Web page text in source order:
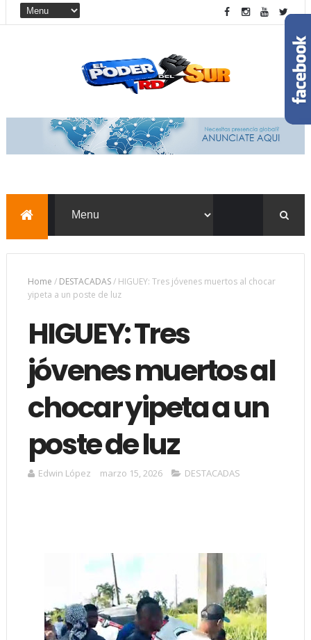
Home / DESTACADAS/ HIGUEY: Tres jóvenes muertos al chocar
yipeta a un poste de luz
HIGUEY: Tres
jóvenes muertos al
chocar yipeta a un
poste de luz
Edwin López marzo 15, 2026 DESTACADAS